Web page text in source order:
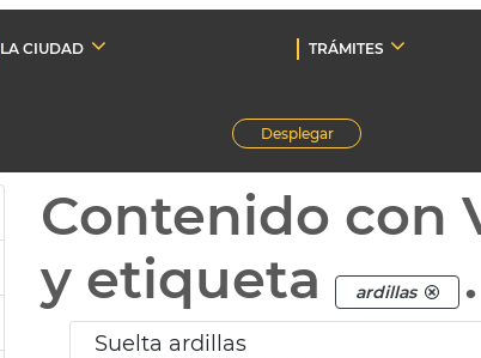
LA CIUDAD TRÁMITES
Desplegar
Contenido con
y etiqueta ardillas .
Suelta ardillas